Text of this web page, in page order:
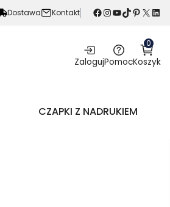
Dostawa Kontakt Facebook InstagramYouTube TikTok Pinterest X LinkedIn
ZalogujPomoc
0
Koszyk
CZAPKI Z NADRUKIEM